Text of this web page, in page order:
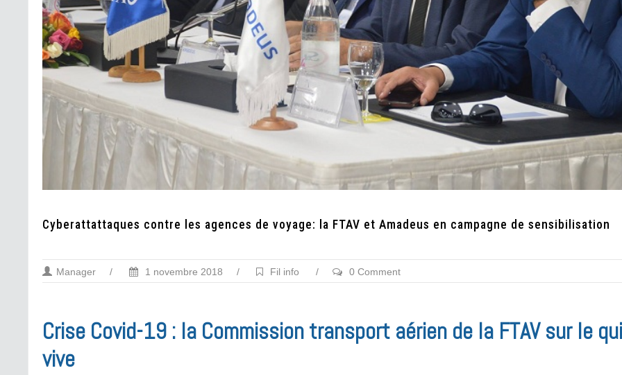
Cyberattattaques contre les agences de voyage: la FTAV et Amadeus en campagne de sensibilisation
Manager / 1 novembre 2018 / Fil info / 0 Comment
Crise Covid-19 : la Commission transport aérien de la FTAV sur le
vive